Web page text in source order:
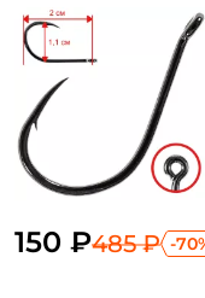
150 ₽485 ₽ -